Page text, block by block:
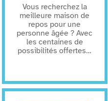
Vous recherchez la
meilleure maison de
repos pour une
personne âgée ? Avec
les centaines de
possibilités offertes…